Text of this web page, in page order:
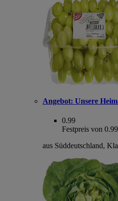
Angebot: Unsere
0.99
Festpreis von
aus Süddeutschland,